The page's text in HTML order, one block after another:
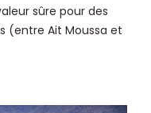
sûre pour des
(entre Ait Moussa et